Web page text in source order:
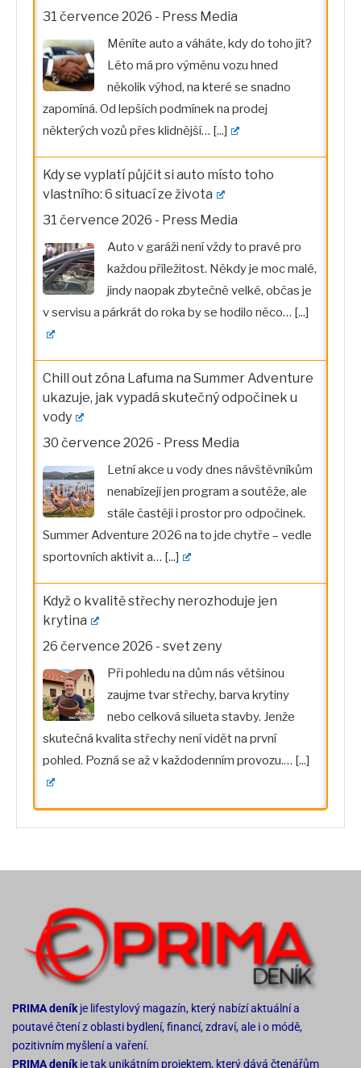
31 července 2026 - Press Media
Měníte auto a váháte, kdy do toho jít?
Léto má pro výměnu vozu hned
několik výhod, na které se snadno
zapomíná. Od lepších podmínek na prodej
některých vozů přes klidnější… [...]
Kdy se vyplatí půjčit si auto místo toho
vlastního: 6 situací ze života
31 července 2026 - Press Media
Auto v garáži není vždy to pravé pro
každou příležitost. Někdy je moc malé,
jindy naopak zbytečně velké, občas je
v servisu a párkrát do roka by se hodilo něco… [...]
Chill out zóna Lafuma na Summer Adventure
ukazuje, jak vypadá skutečný odpočinek u
vody
30 července 2026 - Press Media
Letní akce u vody dnes návštěvníkům
nenabízejí jen program a soutěže, ale
stále častěji i prostor pro odpočinek.
Summer Adventure 2026 na to jde chytře – vedle
sportovních aktivit a… [...]
Když o kvalitě střechy nerozhoduje jen
krytina
26 července 2026 - svet zeny
Při pohledu na dům nás většinou
zaujme tvar střechy, barva krytiny
nebo celková silueta stavby. Jenže
skutečná kvalita střechy není vidět na první
pohled. Pozná se až v každodenním provozu.… [...]
PRIMA deníkje lifestylový magazín, který nabízí aktuální a
poutavé čtení z oblasti bydlení, financí, zdraví, ale i o módě,
pozitivním myšlení a vaření.
PRIMA deníkje tak unikátním projektem, který dává čtenářům